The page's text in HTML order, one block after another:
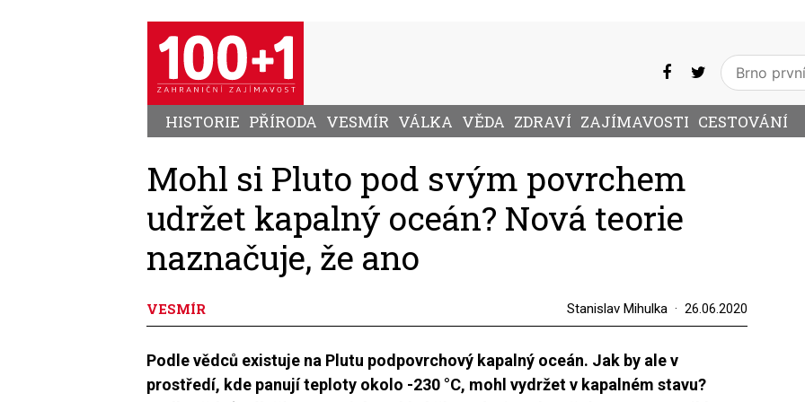
HISTORIE PŘÍRODA VESMÍR VÁLKA VĚDA ZDRAVÍ ZAJÍMAVOSTI CESTOVÁNÍ
Mohl si Pluto pod svým povrchem
udržet kapalný oceán? Nová teorie
naznačuje, že ano
VESMÍR Stanislav Mihulka 26.06.2020
Podle vědců existuje na Plutu podpovrchový kapalný oceán. Jak by ale v
prostředí, kde panují teploty okolo -230 °C, mohl vydržet v kapalném stavu?